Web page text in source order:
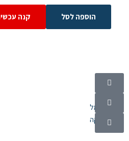
הוספה לסל קנה
קטגוריות
מוצרי חשמל
אלקטרוניקה